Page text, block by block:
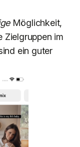
Möglichkeit,
Zielgruppen im
ein guter